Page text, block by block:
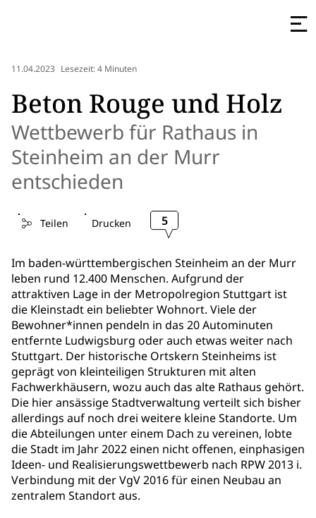
11.04.2023 Lesezeit: 4 Minuten
Beton Rouge und Holz
Wettbewerb für Rathaus in
Steinheim an der Murr
entschieden
Teilen Drucken 5
Im baden-württembergischen Steinheim an der Murr
leben rund 12.400 Menschen. Aufgrund der
attraktiven Lage in der Metropolregion Stuttgart ist
die Kleinstadt ein beliebter Wohnort. Viele der
Bewohner*innen pendeln in das 20 Autominuten
entfernte Ludwigsburg oder auch etwas weiter nach
Stuttgart. Der historische Ortskern Steinheims ist
geprägt von kleinteiligen Strukturen mit alten
Fachwerkhäusern, wozu auch das alte Rathaus gehört.
Die hier ansässige Stadtverwaltung verteilt sich bisher
allerdings auf noch drei weitere kleine Standorte. Um
die Abteilungen unter einem Dach zu vereinen, lobte
die Stadt im Jahr 2022 einen nicht offenen, einphasigen
Ideen- und Realisierungswettbewerb nach RPW 2013 i.
Verbindung mit der VgV 2016 für einen Neubau an
zentralem Standort aus.